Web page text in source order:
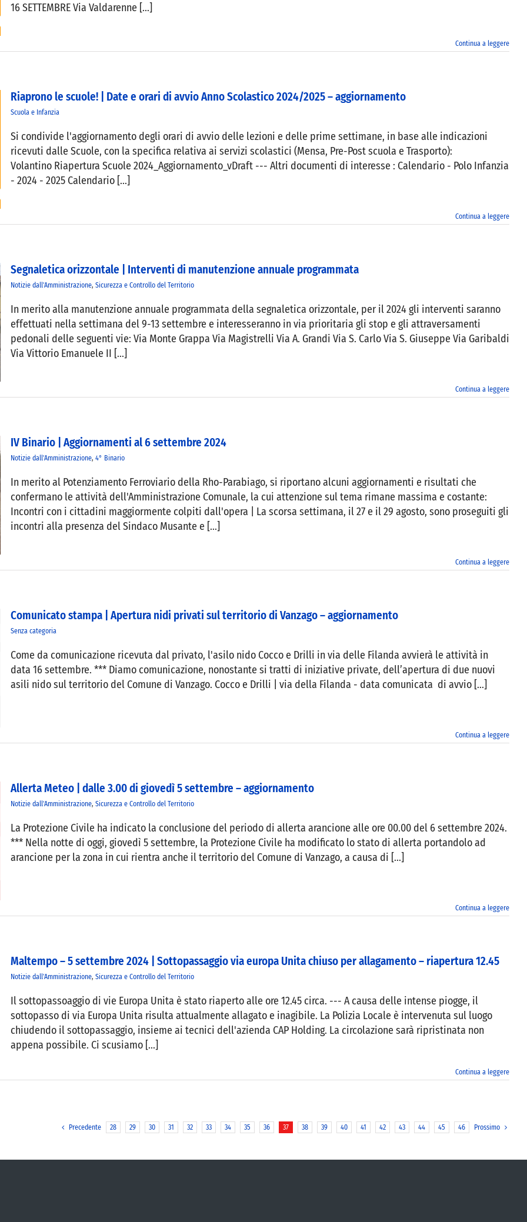
16 SETTEMBRE Via Valdarenne [...]
Continua a leggere
Riaprono le scuole! | Date e orari di avvio Anno Scolastico 2024/2025 – aggiornamento
Scuola e Infanzia
Si condivide l'aggiornamento degli orari di avvio delle lezioni e delle prime settimane, in base alle indicazioni
ricevuti dalle Scuole, con la specifica relativa ai servizi scolastici (Mensa, Pre-Post scuola e Trasporto):
Volantino Riapertura Scuole 2024_Aggiornamento_vDraft --- Altri documenti di interesse : Calendario - Polo Infanzia
- 2024 - 2025 Calendario [...]
Continua a leggere
Segnaletica orizzontale | Interventi di manutenzione annuale programmata
Notizie dall'Amministrazione, Sicurezza e Controllo del Territorio
In merito alla manutenzione annuale programmata della segnaletica orizzontale, per il 2024 gli interventi saranno
effettuati nella settimana del 9-13 settembre e interesseranno in via prioritaria gli stop e gli attraversamenti
pedonali delle seguenti vie: Via Monte Grappa Via Magistrelli Via A. Grandi Via S. Carlo Via S. Giuseppe Via Garibaldi
Via Vittorio Emanuele II [...]
Continua a leggere
IV Binario | Aggiornamenti al 6 settembre 2024
Notizie dall'Amministrazione, 4° Binario
In merito al Potenziamento Ferroviario della Rho-Parabiago, si riportano alcuni aggiornamenti e risultati che
confermano le attività dell'Amministrazione Comunale, la cui attenzione sul tema rimane massima e costante:
Incontri con i cittadini maggiormente colpiti dall'opera | La scorsa settimana, il 27 e il 29 agosto, sono proseguiti gli
incontri alla presenza del Sindaco Musante e [...]
Continua a leggere
Comunicato stampa | Apertura nidi privati sul territorio di Vanzago – aggiornamento
Senza categoria
Come da comunicazione ricevuta dal privato, l'asilo nido Cocco e Drilli in via delle Filanda avvierà le attività in
data 16 settembre. *** Diamo comunicazione, nonostante si tratti di iniziative private, dell’apertura di due nuovi
asili nido sul territorio del Comune di Vanzago. Cocco e Drilli | via della Filanda - data comunicata di avvio [...]
Continua a leggere
Allerta Meteo | dalle 3.00 di giovedì 5 settembre – aggiornamento
Notizie dall'Amministrazione, Sicurezza e Controllo del Territorio
La Protezione Civile ha indicato la conclusione del periodo di allerta arancione alle ore 00.00 del 6 settembre 2024.
*** Nella notte di oggi, giovedì 5 settembre, la Protezione Civile ha modificato lo stato di allerta portandolo ad
arancione per la zona in cui rientra anche il territorio del Comune di Vanzago, a causa di [...]
Continua a leggere
Maltempo – 5 settembre 2024 | Sottopassaggio via europa Unita chiuso per allagamento – riapertura 12.45
Notizie dall'Amministrazione, Sicurezza e Controllo del Territorio
Il sottopassoaggio di vie Europa Unita è stato riaperto alle ore 12.45 circa. --- A causa delle intense piogge, il
sottopasso di via Europa Unita risulta attualmente allagato e inagibile. La Polizia Locale è intervenuta sul luogo
chiudendo il sottopassaggio, insieme ai tecnici dell'azienda CAP Holding. La circolazione sarà ripristinata non
appena possibile. Ci scusiamo [...]
Continua a leggere
Precedente 28 29 30 31 32 33 34 35 36 37 38 39 40 41 42 43 44 45 46 Prossimo